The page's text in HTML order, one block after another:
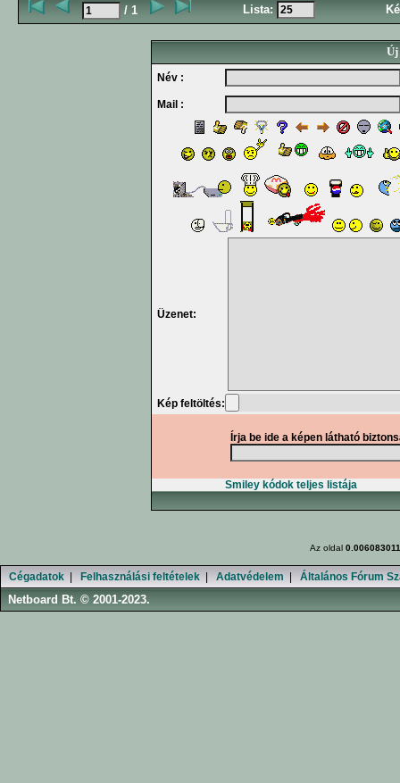
/ 1 Lista:
Új
Név :
Mail :
Üzenet:
Kép feltöltés:
Írja be ide a képen látható
Smiley kódok teljes listája
Az oldal
Cégadatok Felhasználási feltételek Adatvédelem Általános Fórum
Netboard Bt. © 2001-2023.